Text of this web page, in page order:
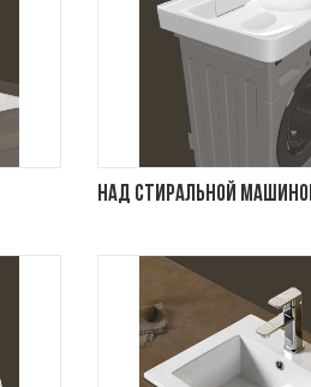
Над стиральной